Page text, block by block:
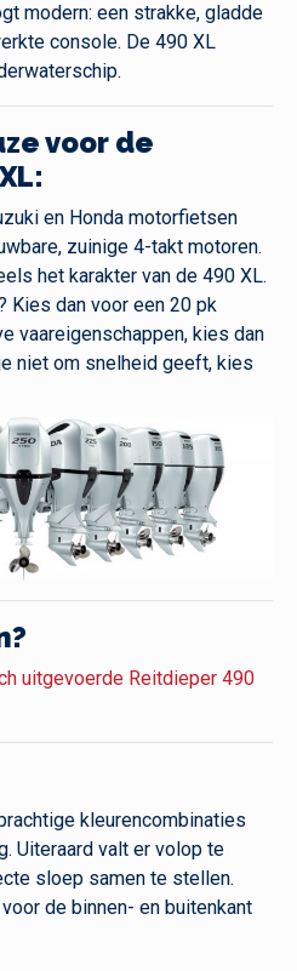
modern: een strakke, gladde
console. De 490 XL
voor de
en Honda motorfietsen
zuinige 4-takt motoren.
het karakter van de 490 XL.
Kies dan voor een 20 pk
vaareigenschappen, kies dan
niet om snelheid geeft, kies
uitgevoerde Reitdieper 490
kleurencombinaties
Uiteraard valt er volop te
sloep samen te stellen.
de binnen- en buitenkant